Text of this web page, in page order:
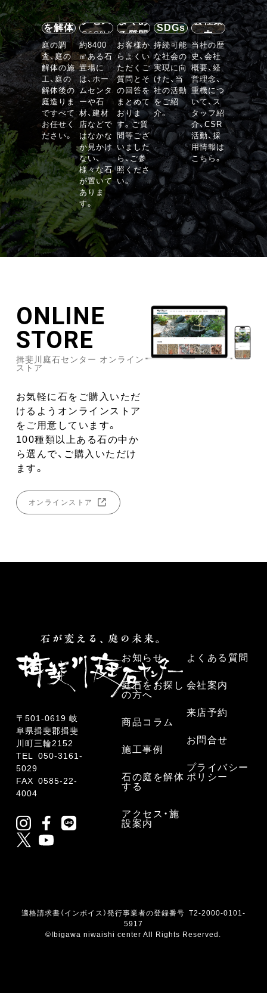
石の庭
を解体
する
庭の調
査、庭の
解体の施
工、庭の
解体後の
庭造りま
ですべて
お任せく
ださい。
内・ア
クセス
360°V
R
VIEW
約8400
㎡ある石
置場に
は、ホー
ムセンタ
ーや石
材、建材
店などで
はなかな
か見かけ
ない、
様々な石
が置いて
ありま
す。
よくあ
る質問
お客様か
らよくい
ただくご
質問とそ
の回答を
まとめて
おりま
す。ご質
問等ござ
いました
ら、ご参
照くださ
い。
SDGs
持続可能
な社会の
実現に向
けた、当
社の活動
をご紹
介。
会社案
内
当社の歴
史、会社
概要、経
営理念、
重機につ
いて、ス
タッフ紹
介、CSR
活動、採
用情報は
こちら。
ONLINE
STORE
揖斐川庭石センター オンライン
ストア
お気軽に石をご購入いただ
けるようオンラインストア
をご用意しています。
100種類以上ある石の中か
ら選んで、ご購入いただけ
ます。
オンラインストア
お知らせ
庭石をお探し
の方へ
商品コラム
施工事例
石の庭を解体
する
アクセス・施
設案内
よくある質問
会社案内
来店予約
お問合せ
プライバシー
ポリシー
〒501-0619 岐
阜県揖斐郡揖斐
川町三輪2152
TEL 050-3161-
5029
FAX 0585-22-
4004
適格請求書（インボイス）発行事業者の登録番号 T2-2000-0101-
5917
©Ibigawa niwaishi center All Rights Reserved.